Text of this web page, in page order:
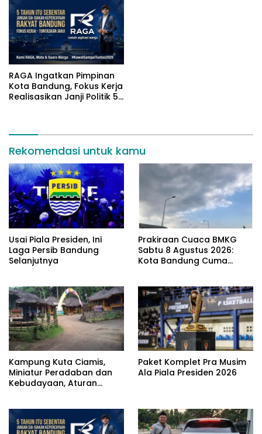
RAGA Ingatkan Pimpinan
Kota Bandung, Fokus Kerja
Realisasikan Janji Politik 5
Rekomendasi untuk kamu
Usai Piala Presiden, Ini
Laga Persib Bandung
Selanjutnya
Prakiraan Cuaca BMKG
Sabtu 8 Agustus 2026:
Kota Bandung Cuma
Kampung Kuta Ciamis,
Miniatur Peradaban dan
Kebudayaan, Aturan
Paket Komplet Pra Musim
Ala Piala Presiden 2026